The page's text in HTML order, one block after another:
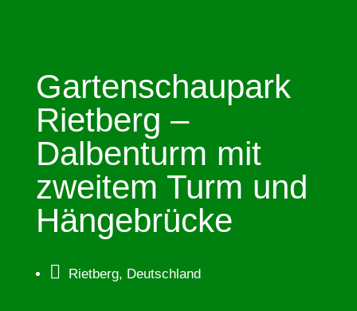
Gartenschaupark
Rietberg –
Dalbenturm mit
zweitem Turm und
Hängebrücke
 Rietberg, Deutschland